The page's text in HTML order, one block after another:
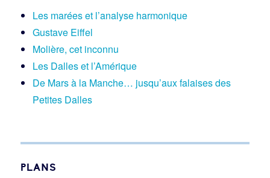
Les marées et l’analyse harmonique
Gustave Eiffel
Molière, cet inconnu
Les Dalles et l’Amérique
De Mars à la Manche… jusqu’aux falaises des
Petites Dalles
PLANS